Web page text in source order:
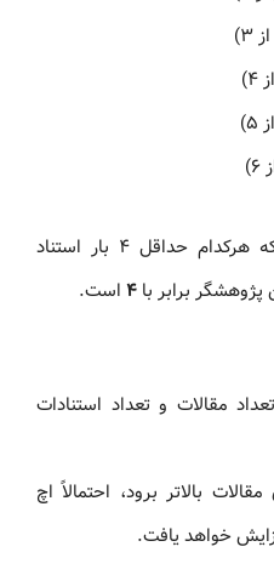
در اینجا، ۴ مقاله وجود دارد که هرکدام حداقل ۴ بار استناد
برابر با ۴ است.
مقالات و تعداد استنادات
بالاتر برود، احتمالاً اچ
خواهد یافت.